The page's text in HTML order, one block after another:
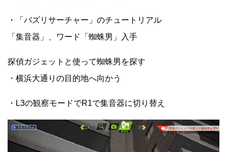
・「バズリサーチャー」のチュートリアル
「集音器」、ワード「蜘蛛男」入手
探偵ガジェットと使って蜘蛛男を探す
・横浜大通りの目的地へ向かう
・L3の観察モードでR1で集音器に切り替え